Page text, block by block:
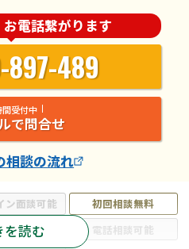
ン面談可能
初回相談無料
降電話可能
電話相談可能
を読む
お電話繋がります
897-489
間受付中
で問合せ
相談の流れ